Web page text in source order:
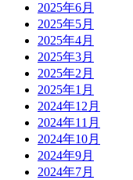
2025年6月
2025年5月
2025年4月
2025年3月
2025年2月
2025年1月
2024年12月
2024年11月
2024年10月
2024年9月
2024年7月